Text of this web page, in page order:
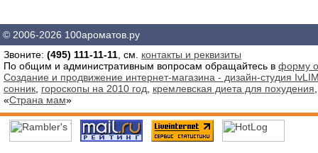
© 2006-2026 100ароматов.ру
Звоните: (495) 111-11-11 , см. контакты и реквизиты
По общим и административным вопросам обращайтесь в форму
Создание и продвижение интернет-магазина - дизайн-студия
сонник гороскопы на 2010 год кремлевская диета для похудения
«Страна мам»